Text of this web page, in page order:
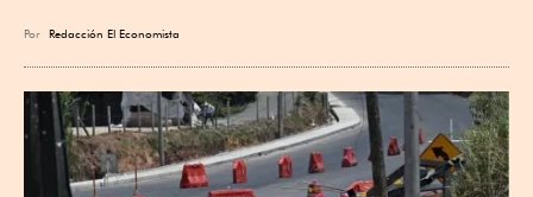
Por Redacción El Economista